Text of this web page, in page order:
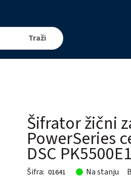
Šifrator žični
PowerSeries
DSC
Šifra: 01641 Na stanju